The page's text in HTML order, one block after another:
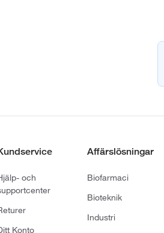
och
Konto
Affärslösningar
Biofarmaci
Bioteknik
Industri